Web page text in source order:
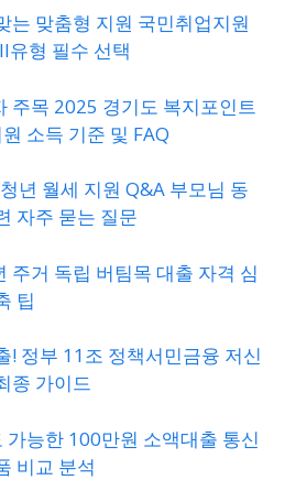
는 맞춤형 지원 국민취업지원
유형 필수 선택
주목 2025 경기도 복지포인트
소득 기준 및 FAQ
년 월세 지원 Q&A 부모님 동
자주 묻는 질문
주거 독립 버팀목 대출 자격 심
팁
! 정부 11조 정책서민금융 저신
종 가이드
가능한 100만원 소액대출 통신
비교 분석